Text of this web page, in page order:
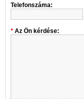
Telefonszáma:
Az Ön kérdése: